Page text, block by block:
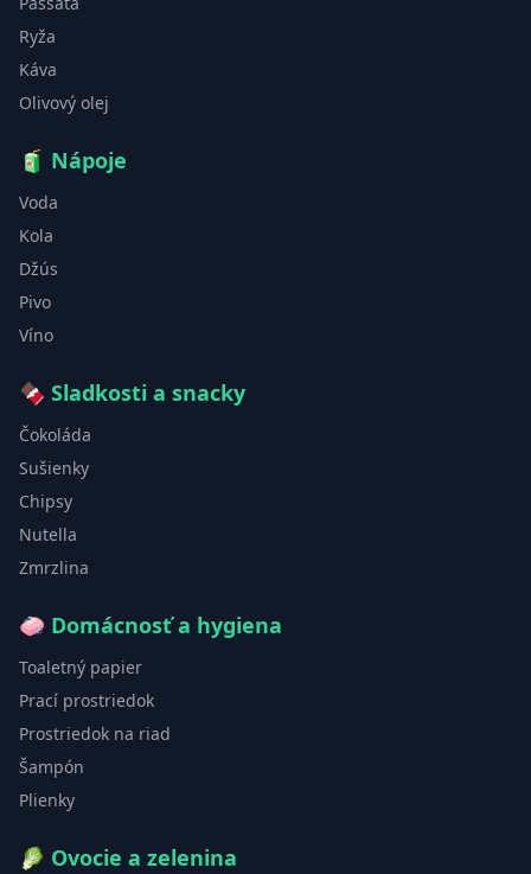
Ryža
Káva
Olivový olej
🧃 Nápoje
Voda
Kola
Džús
Pivo
Víno
🍫 Sladkosti a snacky
Čokoláda
Sušienky
Chipsy
Nutella
Zmrzlina
🧼 Domácnosť a hygiena
Toaletný papier
Prací prostriedok
Prostriedok na riad
Šampón
Plienky
🥬 Ovocie a zelenina